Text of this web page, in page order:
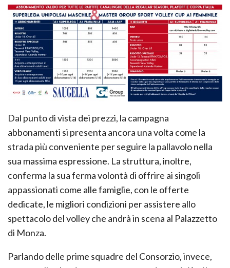
Dal punto di vista dei prezzi, la campagna
abbonamenti si presenta ancora una volta come la
strada più conveniente per seguire la pallavolo nella
sua massima espressione. La struttura, inoltre,
conferma la sua ferma volontà di offrire ai singoli
appassionati come alle famiglie, con le offerte
dedicate, le migliori condizioni per assistere allo
spettacolo del volley che andrà in scena al Palazzetto
di Monza.
Parlando delle prime squadre del Consorzio, invece,